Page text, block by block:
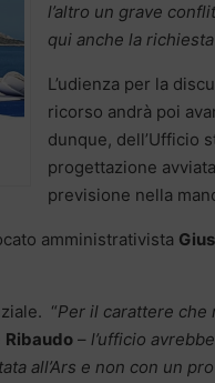
l’altro un grave
qui anche la
L’udienza per la
ricorso andrà poi
dunque, dell’Ufficio
progettazione
previsione nella
amministrativista
“Per il carattere che
Ribaudo – l’ufficio
all’Ars e non con un